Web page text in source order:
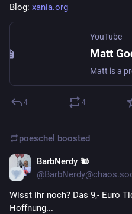
Blog: xania.org
YouTube
Matt
4 4
poeschel boosted
BarbNerdy 🐿️
Wisst ihr noch? Das 9,- Euro
Hoffnung...